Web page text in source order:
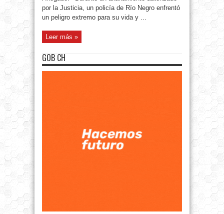
por la Justicia, un policía de Río Negro enfrentó
un peligro extremo para su vida y ...
Leer más »
GOB CH